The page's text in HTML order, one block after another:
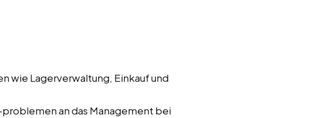
wie Lagerverwaltung, Einkauf und
an das Management bei